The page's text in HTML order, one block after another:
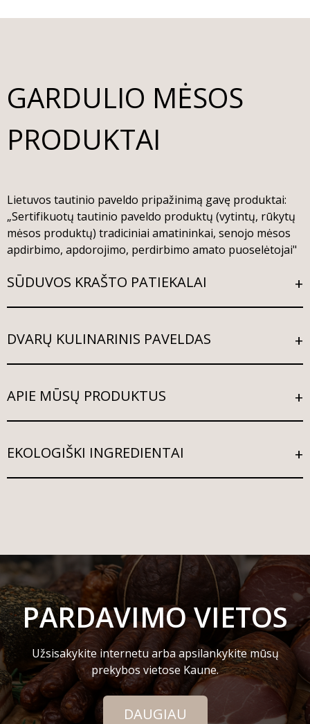
GARDULIO MĖSOS
PRODUKTAI
Lietuvos tautinio paveldo pripažinimą gavę produktai:
„Sertifikuotų tautinio paveldo produktų (vytintų, rūkytų
mėsos produktų) tradiciniai amatininkai, senojo mėsos
apdirbimo, apdorojimo, perdirbimo amato puoselėtojai"
SŪDUVOS KRAŠTO PATIEKALAI
DVARŲ KULINARINIS PAVELDAS
APIE MŪSŲ PRODUKTUS
EKOLOGIŠKI INGREDIENTAI
PARDAVIMO VIETOS
Užsisakykite internetu arba apsilankykite mūsų
prekybos vietose Kaune.
DAUGIAU